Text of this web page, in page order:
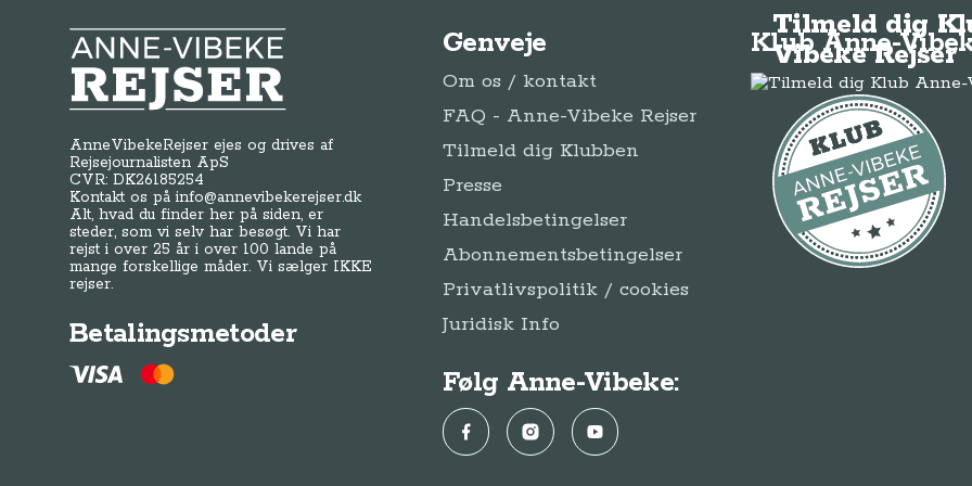
Anne-Vibeke Rejser
AnneVibekeRejser ejes og drives af
Rejsejournalisten ApS
CVR: DK26185254
Kontakt os påinfo@annevibekerejser.dk
Alt, hvad du finder her på siden, er
steder, som vi selv har besøgt. Vi har
rejst i over 25 år i over 100 lande på
mange forskellige måder. Vi sælger IKKE
rejser.
Betalingsmetoder
Genveje
Om os / kontakt
FAQ - Anne-Vibeke Rejser
Tilmeld dig Klubben
Presse
Handelsbetingelser
Abonnementsbetingelser
Privatlivspolitik / cookies
Juridisk Info
Følg Anne-Vibeke:
FacebookInstagramYouTube
Klub Anne-
Tilmeld dig
Vibeke Rejser